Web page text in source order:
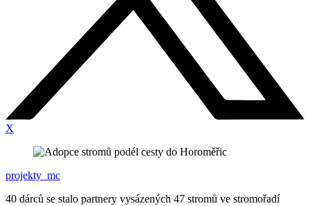
X
projekty_mc
40 dárců se stalo partnery vysázených 47 stromů ve stromořadí